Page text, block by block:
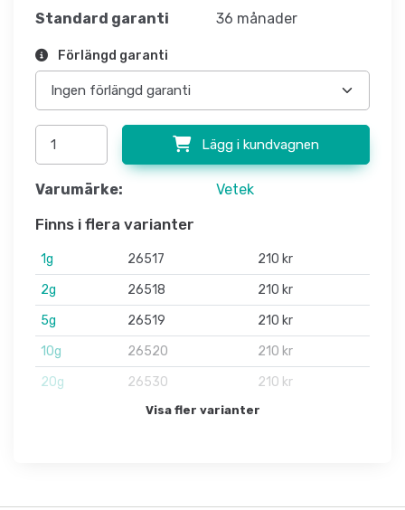
Standard garanti 36 månader
Förlängd garanti
Lägg i kundvagnen
Varumärke: Vetek
Finns i flera varianter
1g 26517
210 kr
2g
26518
210 kr
5g
26519
210 kr
10g
26520
210 kr
20g
26530 210 kr
Visa fler varianter